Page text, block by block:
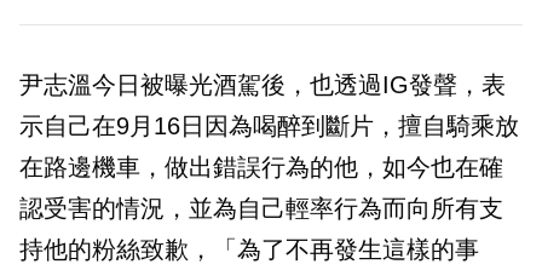
尹志溫今日被曝光酒駕後，也透過IG發聲，表
示自己在9月16日因為喝醉到斷片，擅自騎乘放
在路邊機車，做出錯誤行為的他，如今也在確
認受害的情況，並為自己輕率行為而向所有支
持他的粉絲致歉，「為了不再發生這樣的事